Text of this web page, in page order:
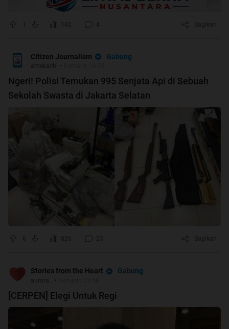
142 4 Bagikan
Citizen Journalism Gabung
amekachi •
Ngeri! Polisi Temukan 995 Senjata Api di Sebuah
Sekolah Swasta di Jakarta Selatan
6 826 23 Bagikan
Stories from the Heart Gabung
aurora.. •
[CERPEN] Elegi Untuk Regi